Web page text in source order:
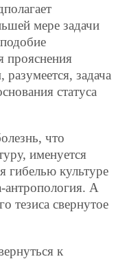
мере задачи
прояснения
задача
статуса
что
именуется
гибелью культуре
антропология. А
тезиса свернутое
к